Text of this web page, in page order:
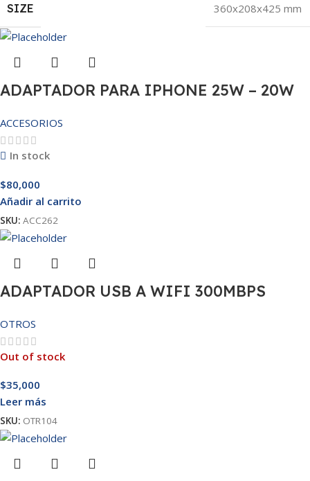
SIZE 360x208x425 mm
ADAPTADOR PARA IPHONE 25W – 20W
ACCESORIOS
In stock
$80,000
Añadir al carrito
SKU: ACC262
ADAPTADOR USB A WIFI 300MBPS
OTROS
Out of stock
$35,000
Leer más
SKU: OTR104